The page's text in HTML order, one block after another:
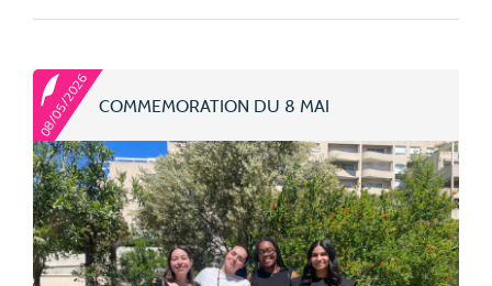
08/05/2026 COMMEMORATION DU 8 MAI